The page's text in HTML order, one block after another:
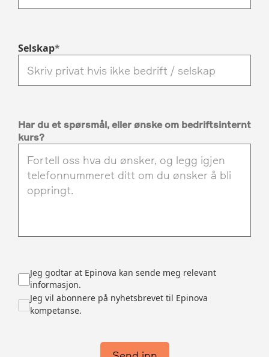
Selskap
Har du et spørsmål, eller ønske om bedriftsinternt
kurs?
Jeg godtar at Epinova kan sende meg relevant
informasjon.
Jeg vil abonnere på nyhetsbrevet til Epinova
kompetanse.